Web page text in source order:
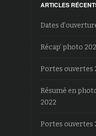
ARTICLES
Dates
Récap’ photo
Portes ouvertes
Résumé en
2022
Portes ouvertes